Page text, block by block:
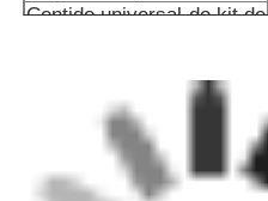
Contido universal do kit de